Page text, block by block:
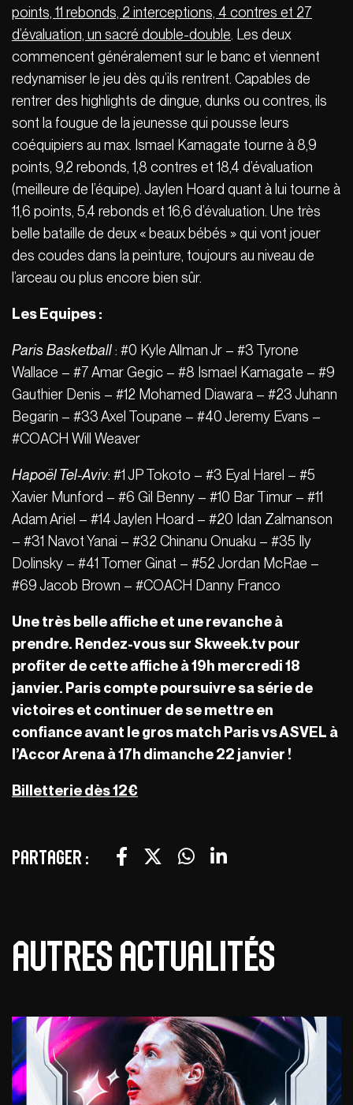
points, 11 rebonds, 2 interceptions, 4 contres et 27
d’évaluation, un sacré double-double. Les deux
commencent généralement sur le banc et viennent
redynamiser le jeu dès qu’ils rentrent. Capables de
rentrer des highlights de dingue, dunks ou contres, ils
sont la fougue de la jeunesse qui pousse leurs
coéquipiers au max. Ismael Kamagate tourne à 8,9
points, 9,2 rebonds, 1,8 contres et 18,4 d’évaluation
(meilleure de l’équipe). Jaylen Hoard quant à lui tourne à
11,6 points, 5,4 rebonds et 16,6 d’évaluation. Une très
belle bataille de deux « beaux bébés » qui vont jouer
des coudes dans la peinture, toujours au niveau de
l’arceau ou plus encore bien sûr.
Les Equipes :
Paris Basketball: #0 Kyle Allman Jr – #3 Tyrone
Wallace – #7 Amar Gegic – #8 Ismael Kamagate – #9
Gauthier Denis – #12 Mohamed Diawara – #23 Juhann
Begarin – #33 Axel Toupane – #40 Jeremy Evans –
#COACH Will Weaver
Hapoël Tel-Aviv: #1 JP Tokoto – #3 Eyal Harel – #5
Xavier Munford – #6 Gil Benny – #10 Bar Timur – #11
Adam Ariel – #14 Jaylen Hoard – #20 Idan Zalmanson
– #31 Navot Yanai – #32 Chinanu Onuaku – #35 Ily
Dolinsky – #41 Tomer Ginat – #52 Jordan McRae –
#69 Jacob Brown – #COACH Danny Franco
Une très belle affiche et une revanche à
prendre. Rendez-vous sur Skweek.tv pour
profiter de cette affiche à 19h mercredi 18
janvier. Paris compte poursuivre sa série de
victoires et continuer de se mettre en
confiance avant le gros match Paris vs ASVEL à
l’Accor Arena à 17h dimanche 22 janvier !
Billetterie dès 12€
Partager :
Autres actualités